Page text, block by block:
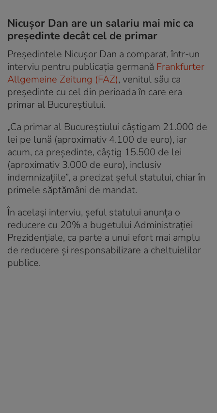
Nicușor Dan are un salariu mai mic ca
președinte decât cel de primar
Președintele Nicușor Dan a comparat, într-un
interviu pentru publicația germană Frankfurter
Allgemeine Zeitung (FAZ), venitul său ca
președinte cu cel din perioada în care era
primar al Bucureștiului.
„Ca primar al Bucureștiului câștigam 21.000 de
lei pe lună (aproximativ 4.100 de euro), iar
acum, ca președinte, câștig 15.500 de lei
(aproximativ 3.000 de euro), inclusiv
indemnizațiile”, a precizat șeful statului, chiar în
primele săptămâni de mandat.
În același interviu, șeful statului anunța o
reducere cu 20% a bugetului Administrației
Prezidențiale, ca parte a unui efort mai amplu
de reducere și responsabilizare a cheltuielilor
publice.